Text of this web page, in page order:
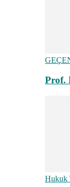
Prof.
Hukuk